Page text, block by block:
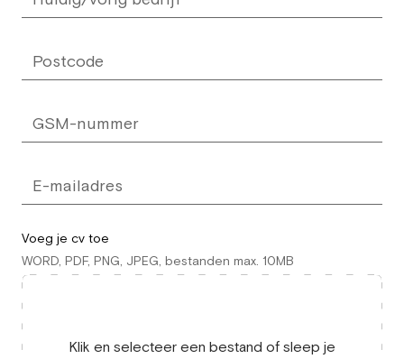
Voeg je cv toe
WORD, PDF, PNG, JPEG, bestanden max. 10MB
Klik en selecteer een bestand of sleep je